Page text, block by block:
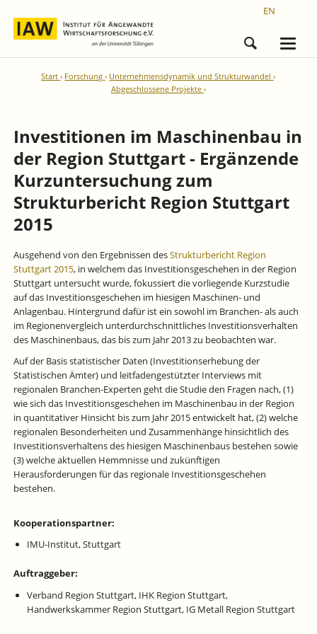
EN
Start Forschung
Unternehmensdynamik und Strukturwandel
Abgeschlossene Projekte
Investitionen im Maschinenbau in
der Region Stuttgart - Ergänzende
Kurzuntersuchung zum
Strukturbericht Region Stuttgart
2015
Ausgehend von den Ergebnissen desStrukturbericht Region
Stuttgart 2015, in welchem das Investitionsgeschehen in der Region
Stuttgart untersucht wurde, fokussiert die vorliegende Kurzstudie
auf das Investitionsgeschehen im hiesigen Maschinen- und
Anlagenbau. Hintergrund dafür ist ein sowohl im Branchen- als auch
im Regionenvergleich unterdurchschnittliches Investitionsverhalten
des Maschinenbaus, das bis zum Jahr 2013 zu beobachten war.
Auf der Basis statistischer Daten (Investitionserhebung der
Statistischen Ämter) und leitfadengestützter Interviews mit
regionalen Branchen-Experten geht die Studie den Fragen nach, (1)
wie sich das Investitionsgeschehen im Maschinenbau in der Region
in quantitativer Hinsicht bis zum Jahr 2015 entwickelt hat, (2) welche
regionalen Besonderheiten und Zusammenhänge hinsichtlich des
Investitionsverhaltens des hiesigen Maschinenbaus bestehen sowie
(3) welche aktuellen Hemmnisse und zukünftigen
Herausforderungen für das regionale Investitionsgeschehen
bestehen.
Kooperationspartner:
IMU-Institut, Stuttgart
Auftraggeber:
Verband Region Stuttgart, IHK Region Stuttgart,
Handwerkskammer Region Stuttgart, IG Metall Region Stuttgart